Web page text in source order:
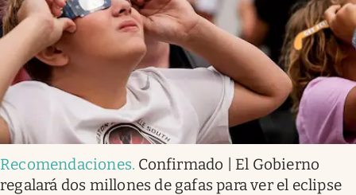
Recomendaciones. Confirmado | El Gobierno
regalará dos millones de gafas para ver el eclipse